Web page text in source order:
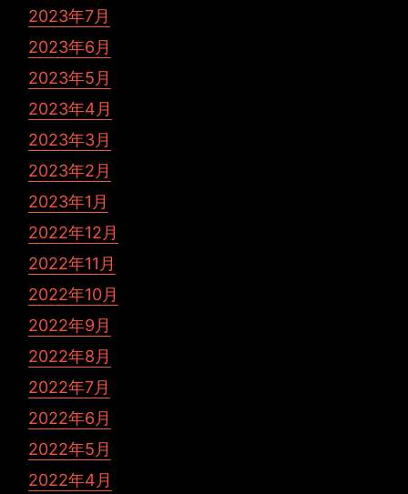
2023年7月
2023年6月
2023年5月
2023年4月
2023年3月
2023年2月
2023年1月
2022年12月
2022年11月
2022年10月
2022年9月
2022年8月
2022年7月
2022年6月
2022年5月
2022年4月